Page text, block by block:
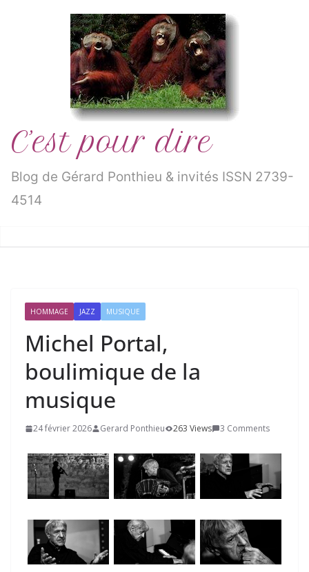
C’est pour dire
Blog de Gérard Ponthieu & invités ISSN 2739-
4514
HOMMAGE JAZZ MUSIQUE
Michel Portal,
boulimique de la
musique
24 février 2026 Gerard Ponthieu 263 Views 3 Comments